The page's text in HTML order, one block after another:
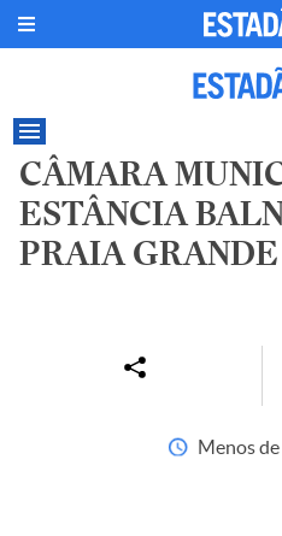
CÂMARA
ESTÂNCIA
PRAIA
Menos